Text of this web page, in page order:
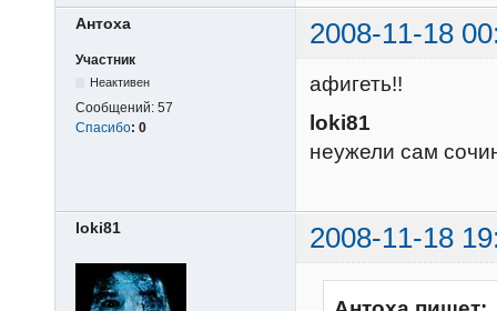
Антоха 2008-11-18
Участник
Неактивен
Сообщений: 57
Спасибо: 0
афигеть!!
loki81
неужели сам
loki81 2008-11-18